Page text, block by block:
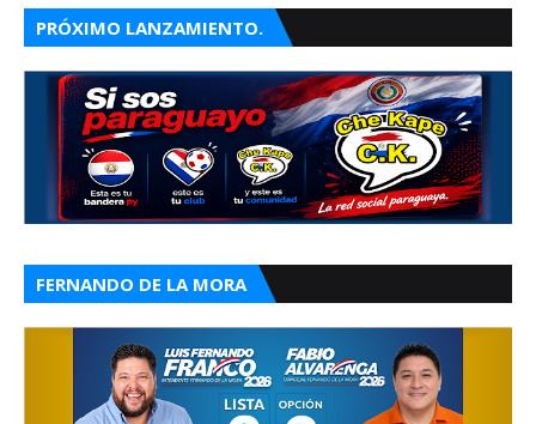
PRÓXIMO LANZAMIENTO.
FERNANDO DE LA MORA